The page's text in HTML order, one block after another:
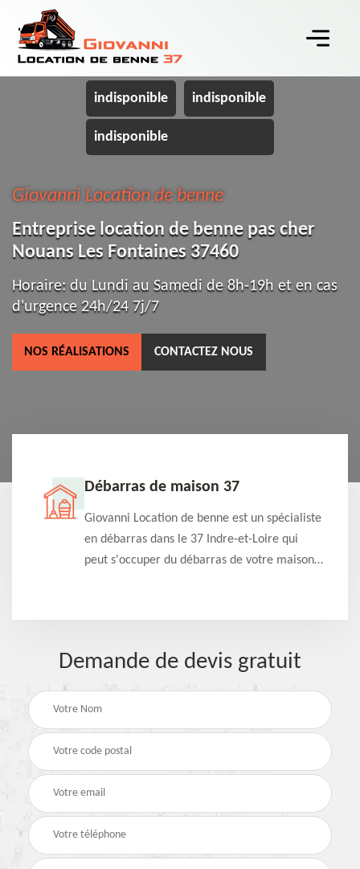
indisponible indisponible
indisponible
Giovanni Location de benne
Entreprise location de benne pas cher
Nouans Les Fontaines 37460
Horaire: du Lundi au Samedi de 8h-19h et en cas
d'urgence 24h/24 7j/7
NOS RÉALISATIONS CONTACTEZ NOUS
Débarras de maison 37
Giovanni Location de benne est un spécialiste
en débarras dans le 37 Indre-et-Loire qui
peut s'occuper du débarras de votre maison
Demande de devis gratuit